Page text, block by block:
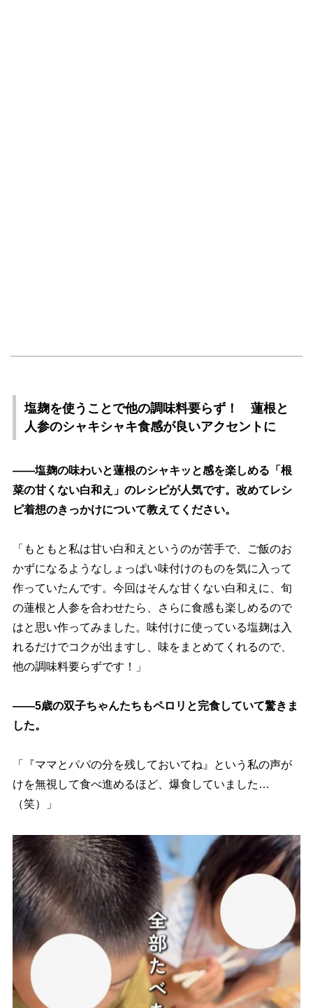
塩麹を使うことで他の調味料要らず！ 蓮根と
人参のシャキシャキ食感が良いアクセントに
――塩麹の味わいと蓮根のシャキッと感を楽しめる「根
菜の甘くない白和え」のレシピが人気です。改めてレシ
ピ着想のきっかけについて教えてください。
「もともと私は甘い白和えというのが苦手で、ご飯のお
かずになるようなしょっぱい味付けのものを気に入って
作っていたんです。今回はそんな甘くない白和えに、旬
の蓮根と人参を合わせたら、さらに食感も楽しめるので
はと思い作ってみました。味付けに使っている塩麹は入
れるだけでコクが出ますし、味をまとめてくれるので、
他の調味料要らずです！」
――5歳の双子ちゃんたちもペロリと完食していて驚きま
した。
「『ママとパパの分を残しておいてね』という私の声が
けを無視して食べ進めるほど、爆食していました…
（笑）」